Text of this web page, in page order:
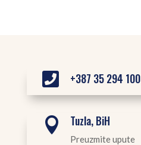
 +387 35 294 100
 Tuzla, BiH
Preuzmite upute